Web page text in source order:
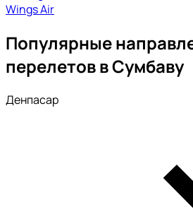
Wings Air
Популярные
перелетов в Сумбаву
Денпасар